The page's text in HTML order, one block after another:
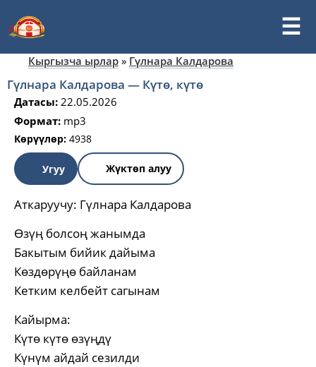
Кыргызча ырлар » Гүлнара Калдарова
Гүлнара Калдарова — Күтө, күтө
Датасы: 22.05.2026
Формат: mp3
Көрүүлөр: 4938
Угуу Жүктөп алуу
Аткаруучу: Гүлнара Калдарова
Өзүң болсоң жанымда
Бакытым бийик дайыма
Көздөрүңө байланам
Кетким келбейт сагынам
Кайырма:
Күтө күтө өзүңдү
Күнүм айдай сезилди